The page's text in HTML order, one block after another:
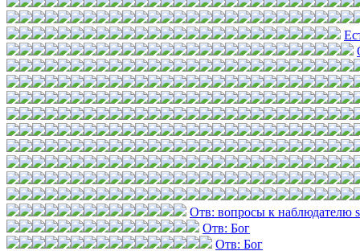
Отв: вопросы к наблюдателю
Отв: Бог
Отв: Бог